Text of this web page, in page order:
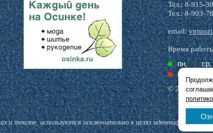
livemaster.ru
Тел.: 8-915-
Тел.: 8-903-
email:
Время
пн,
ср,
вт,
© 2016–2026
и тексте, используются исключительно в целях идентификации.